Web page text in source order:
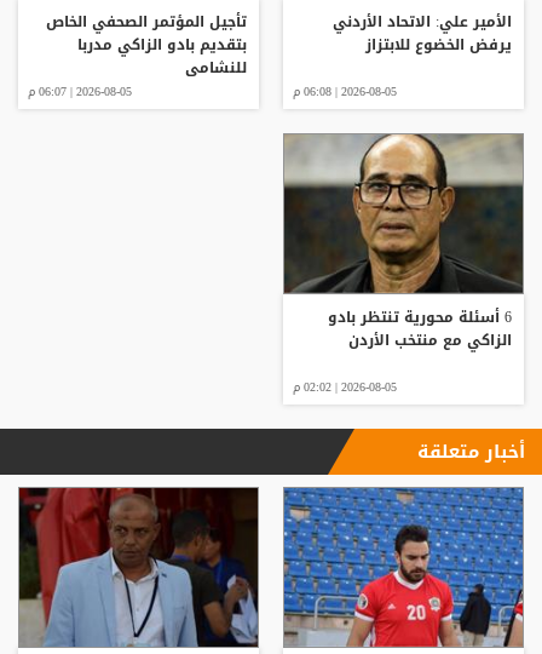
الأمير علي: الاتحاد الأردني
يرفض الخضوع للابتزاز
2026-08-05 | 06:08 م
تأجيل المؤتمر الصحفي الخاص
بتقديم بادو الزاكي مدربا
للنشامى
2026-08-05 | 06:07 م
6 أسئلة محورية تنتظر بادو
الزاكي مع منتخب الأردن
2026-08-05 | 02:02 م
أخبار متعلقة